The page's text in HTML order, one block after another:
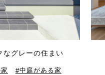
なグレーの住まい
中庭がある家